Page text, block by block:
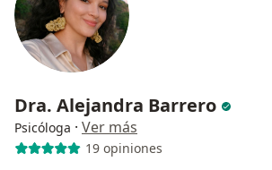
Dra. Alejandra Barrero
Psicóloga · Ver más
19 opiniones